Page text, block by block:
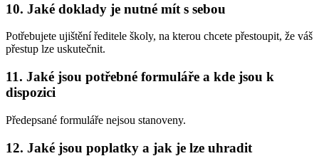
10. Jaké doklady je nutné mít s sebou
Potřebujete ujištění ředitele školy, na kterou chcete přestoupit, že váš
přestup lze uskutečnit.
11. Jaké jsou potřebné formuláře a kde jsou k
dispozici
Předepsané formuláře nejsou stanoveny.
12. Jaké jsou poplatky a jak je lze uhradit